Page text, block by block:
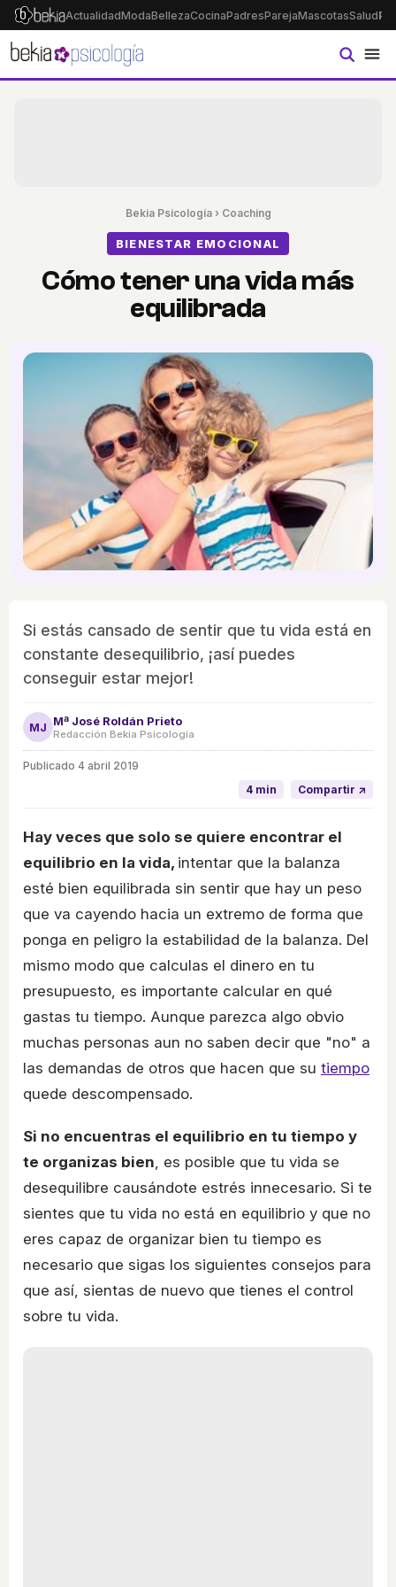
ActualidadModaBellezaCocinaPadresParejaMascotasSalud
Bekia Psicología› Coaching
BIENESTAR EMOCIONAL
Cómo tener una vida más
equilibrada
Si estás cansado de sentir que tu vida está en
constante desequilibrio, ¡así puedes
conseguir estar mejor!
MJ Mª José Roldán Prieto
Redacción Bekia Psicología
Publicado 4 abril 2019
4 min
Compartir ↗
Hay veces que solo se quiere encontrar el
equilibrio en la vida, intentar que la balanza
esté bien equilibrada sin sentir que hay un peso
que va cayendo hacia un extremo de forma que
ponga en peligro la estabilidad de la balanza. Del
mismo modo que calculas el dinero en tu
presupuesto, es importante calcular en qué
gastas tu tiempo. Aunque parezca algo obvio
muchas personas aun no saben decir que "no" a
las demandas de otros que hacen que su tiempo
quede descompensado.
Si no encuentras el equilibrio en tu tiempo y
te organizas bien , es posible que tu vida se
desequilibre causándote estrés innecesario. Si te
sientes que tu vida no está en equilibrio y que no
eres capaz de organizar bien tu tiempo es
necesario que sigas los siguientes consejos para
que así, sientas de nuevo que tienes el control
sobre tu vida.